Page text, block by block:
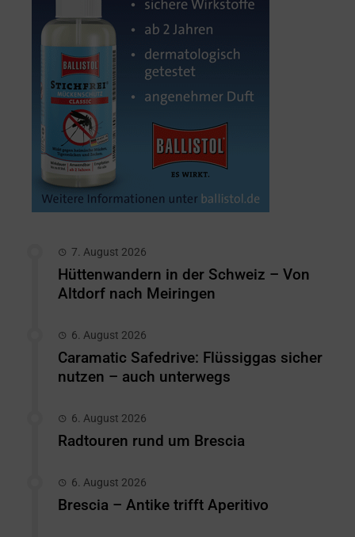
7. August 2026
Hüttenwandern in der Schweiz – Von
Altdorf nach Meiringen
6. August 2026
Caramatic Safedrive: Flüssiggas sicher
nutzen – auch unterwegs
6. August 2026
Radtouren rund um Brescia
6. August 2026
Brescia – Antike trifft Aperitivo